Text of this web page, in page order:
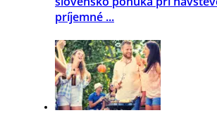
príjemné ...